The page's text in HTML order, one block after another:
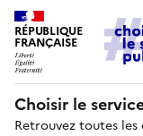
RÉPUBLIQUE
FRANÇAISE
Choisir le
Retrouvez toutes